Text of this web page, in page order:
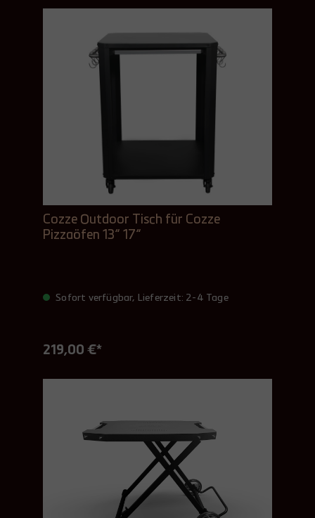
Cozze Outdoor Tisch für Cozze
Pizzaöfen 13“ 17“
Sofort verfügbar, Lieferzeit: 2-4 Tage
219,00 €*